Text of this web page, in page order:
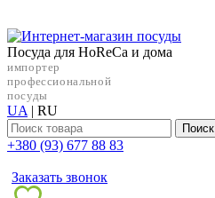
Посуда для HoReCa и дома
импортер
профессиональной
посуды
UA | RU
Поиск
+38‎0 (93) 677 88 83
Заказать звонок